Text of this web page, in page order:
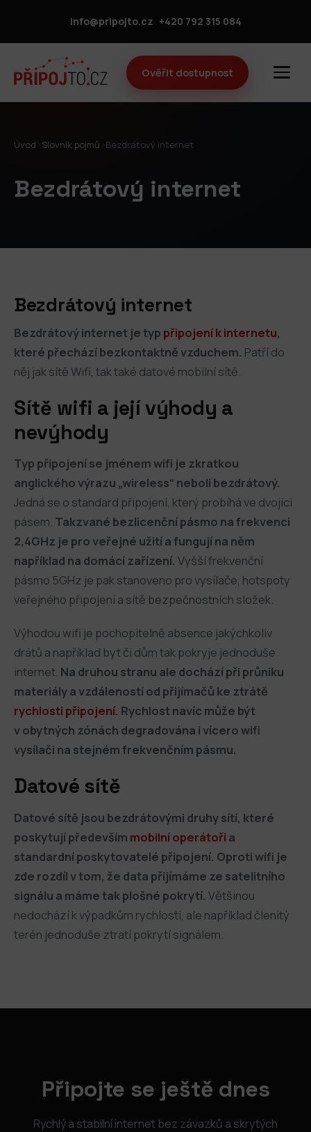
info@pripojto.cz +420 792 315 084
Ověřit dostupnost
Úvod Slovník pojmů Bezdrátový internet
Bezdrátový internet
Bezdrátový internet
Bezdrátový internet je typ připojení k internetu,
které přechází bezkontaktně vzduchem. Patří do
něj jak sítě Wifi, tak také datové mobilní sítě.
Sítě wifi a její výhody a
nevýhody
Typ připojení se jménem wifi je zkratkou
anglického výrazu „wireless“ neboli bezdrátový.
Jedná se o standard připojení, který probíhá ve dvojici
pásem. Takzvané bezlicenční pásmo na frekvenci
2,4GHz je pro veřejné užití a fungují na něm
například na domácí zařízení. Vyšší frekvenční
pásmo 5GHz je pak stanoveno pro vysílače, hotspoty
veřejného připojení a sítě bezpečnostních složek.
Výhodou wifi je pochopitelně absence jakýchkoliv
drátů a například byt či dům tak pokryje jednoduše
internet. Na druhou stranu ale dochází při průniku
materiály a vzdáleností od přijímačů ke ztrátě
rychlosti připojení. Rychlost navíc může být
v obytných zónách degradována i vícero wifi
vysílači na stejném frekvenčním pásmu.
Datové sítě
Datové sítě jsou bezdrátovými druhy sítí, které
poskytují především mobilní operátoři a
standardní poskytovatelé připojení. Oproti wifi je
zde rozdíl v tom, že data přijímáme ze satelitního
signálu a máme tak plošné pokrytí. Většinou
nedochází k výpadkům rychlosti, ale například členitý
terén jednoduše ztratí pokrytí signálem.
Připojte se ještě dnes
Rychlý a stabilní internet bez závazků a skrytých